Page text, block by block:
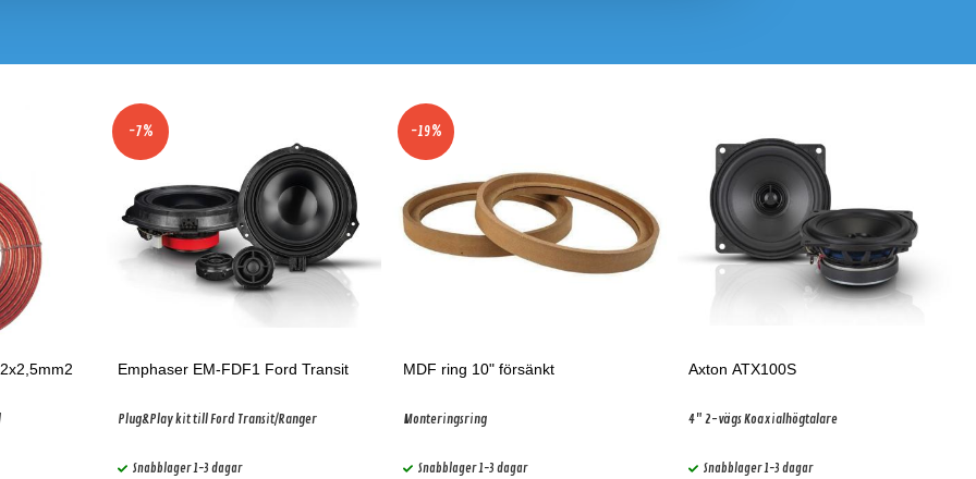
-7%
Emphaser EM-FDF1 Ford Transit
Plug&Play kit till Ford Transit/Ranger
Snabblager 1-3 dagar
-19%
MDF ring 10" försänkt
Monteringsring
Snabblager 1-3 dagar
Axton ATX100S
4" 2-vägs Koaxialhögtalare
Snabblager 1-3 dagar